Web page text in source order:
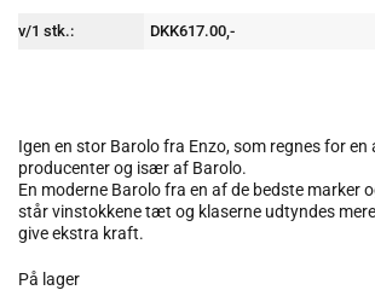
v/1 stk.: DKK617.00,-
Igen en stor Barolo fra Enzo, som regnes for
producenter og især af Barolo.
En moderne Barolo fra en af de bedste marker
står vinstokkene tæt og klaserne udtyndes
give ekstra kraft.
På lager